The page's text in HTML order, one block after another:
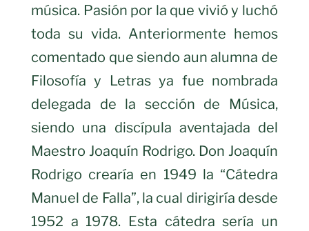
música. Pasión por la que vivió y luchó
toda su vida. Anteriormente hemos
comentado que siendo aun alumna de
Filosofía y Letras ya fue nombrada
delegada de la sección de Música,
siendo una discípula aventajada del
Maestro Joaquín Rodrigo. Don Joaquín
Rodrigo crearía en 1949 la “Cátedra
Manuel de Falla”, la cual dirigiría desde
1952 a 1978. Esta cátedra sería un